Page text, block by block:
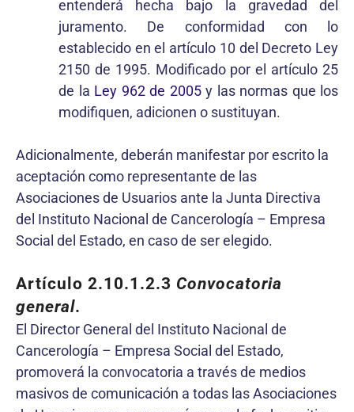
entenderá hecha bajo la gravedad del
juramento. De conformidad con lo
establecido en el artículo 10 del Decreto Ley
2150 de 1995. Modificado por el artículo 25
de la Ley 962 de 2005y las normas que los
modifiquen, adicionen o sustituyan.
Adicionalmente, deberán manifestar por escrito la
aceptación como representante de las
Asociaciones de Usuarios ante la Junta Directiva
del Instituto Nacional de Cancerología – Empresa
Social del Estado, en caso de ser elegido.
Artículo 2.10.1.2.3 Convocatoria
general.
El Director General del Instituto Nacional de
Cancerología – Empresa Social del Estado,
promoverá la convocatoria a través de medios
masivos de comunicación a todas las Asociaciones